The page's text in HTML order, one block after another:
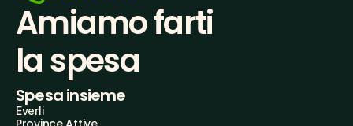
Amiamo farti
la spesa
Spesa insieme
Everli